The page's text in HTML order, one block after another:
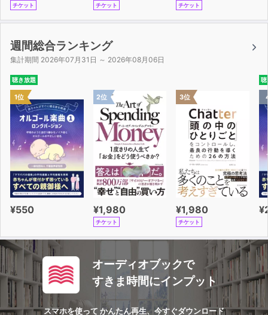
チケット チケット チケット
週間総合ランキング
集計期間 2026年07月31日 ～ 2026年08月06日
聴き放題
1位
¥550
2位
¥1,980
チケット
3位
¥1,980
チケット
聴
オーディオブックで
すきま時間にインプット
スマホを使って かんたん再生、今すぐダウンロード